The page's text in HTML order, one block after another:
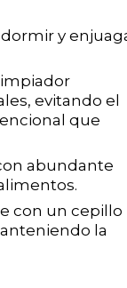
y
evitando el
que
abundante
con un cepillo
la